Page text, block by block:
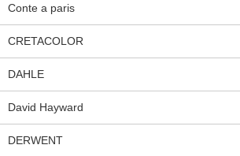
Conte a paris
CRETACOLOR
DAHLE
David Hayward
DERWENT